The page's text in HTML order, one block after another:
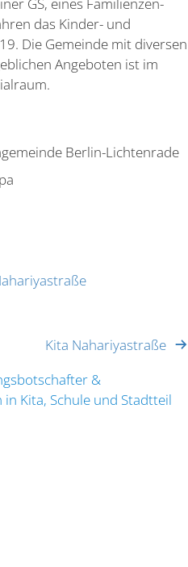
das Kinder- und
Die Gemeinde mit diversen
Angeboten ist im
Berlin-Lichtenrade
Kita Nahari­ya­straße
&
Kita, Schule und Stadtteil